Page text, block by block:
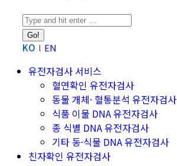
Search:
KO EN
유전자검사 서비스
혈연확인 유전자검사
동물 개체· 혈통분석 유전자검사
식품 이물 DNA 유전자검사
종 식별 DNA 유전자검사
기타 동·식물 DNA 유전자검사
친자확인 유전자검사